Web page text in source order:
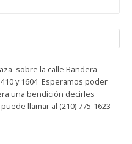
sobre la calle Bandera
y 1604 Esperamos poder
una bendición decirles
llamar al (210) 775-1623